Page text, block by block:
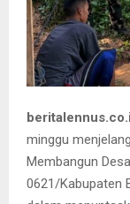
minggu
Membangun
0621/Kabupaten